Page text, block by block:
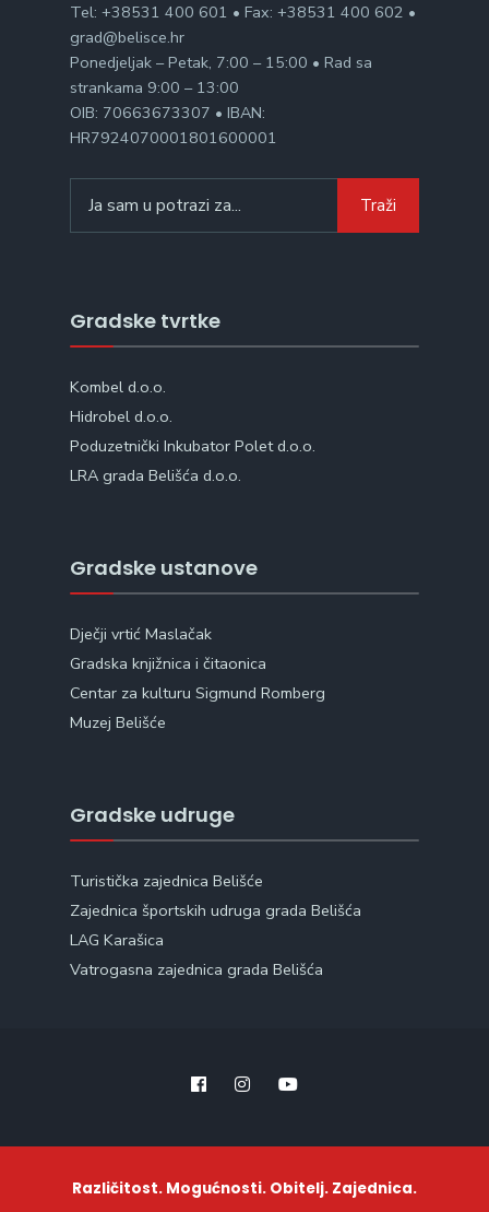
Tel: +38531 400 601 • Fax: +38531 400 602 •
grad@belisce.hr
Ponedjeljak – Petak, 7:00 – 15:00 • Rad sa
strankama 9:00 – 13:00
OIB: 70663673307 • IBAN:
HR7924070001801600001
for:
Traži
Gradske tvrtke
Kombel d.o.o.
Hidrobel d.o.o.
Poduzetnički Inkubator Polet d.o.o.
LRA grada Belišća d.o.o.
Gradske ustanove
Dječji vrtić Maslačak
Gradska knjižnica i čitaonica
Centar za kulturu Sigmund Romberg
Muzej Belišće
Gradske udruge
Turistička zajednica Belišće
Zajednica športskih udruga grada Belišća
LAG Karašica
Vatrogasna zajednica grada Belišća
Različitost. Mogućnosti. Obitelj. Zajednica.